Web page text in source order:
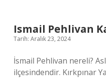
Ismail Pehlivan
Tarih: Aralık 23, 2024
İsmail Pehlivan nereli?
ilçesindendir. Kırkpınar